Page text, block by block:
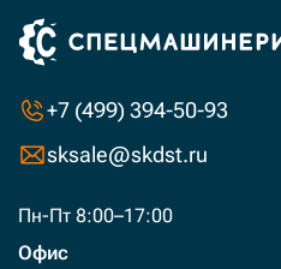
+7 (499) 394-50-93
sksale@skdst.ru
Пн-Пт 8:00–17:00
Офис